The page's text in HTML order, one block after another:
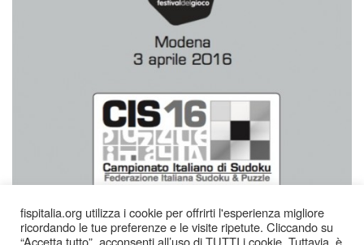
fispitalia.org utilizza i cookie per offrirti l'esperienza migliore
ricordando le tue preferenze e le visite ripetute. Cliccando su
“Accetta tutto”, acconsenti all’uso di TUTTI i cookie. Tuttavia, è